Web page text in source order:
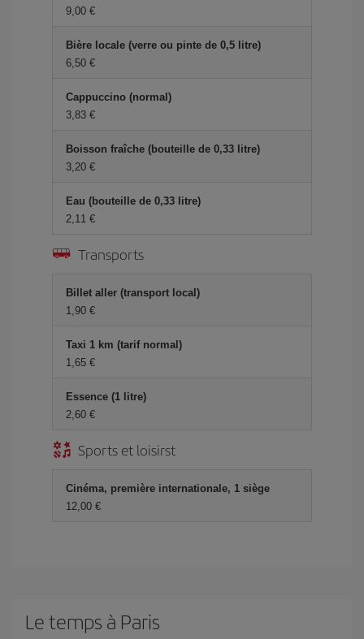
9,00 €
Bière locale (verre ou pinte de 0,5 litre)
6,50 €
Cappuccino (normal)
3,83 €
Boisson fraîche (bouteille de 0,33 litre)
3,20 €
Eau (bouteille de 0,33 litre)
2,11 €
Transports
Billet aller (transport local)
1,90 €
Taxi 1 km (tarif normal)
1,65 €
Essence (1 litre)
2,60 €
Sports et loisirst
Cinéma, première internationale, 1 siège
12,00 €
Le temps à Paris